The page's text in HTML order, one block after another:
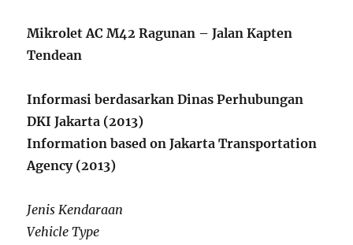
Mikrolet AC M42 Ragunan – Jalan Kapten
Tendean
Informasi berdasarkan Dinas Perhubungan
DKI Jakarta (2013)
Information based on Jakarta Transportation
Agency (2013)
Jenis Kendaraan
Vehicle Type